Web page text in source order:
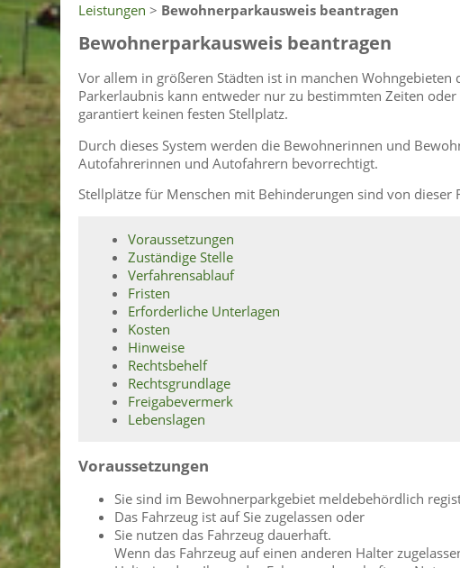
Leistungen > Bewohnerparkausweis beantragen
Bewohnerparkausweis beantragen
Vor allem in größeren Städten ist in manchen
Parkerlaubnis kann entweder nur zu bestimmten Zeiten
garantiert keinen festen Stellplatz.
Durch dieses System werden die Bewohnerinnen und
Autofahrerinnen und Autofahrern bevorrechtigt.
Stellplätze für Menschen mit Behinderungen sind von dieser
Voraussetzungen
Zuständige Stelle
Verfahrensablauf
Fristen
Erforderliche Unterlagen
Kosten
Hinweise
Rechtsbehelf
Rechtsgrundlage
Freigabevermerk
Lebenslagen
Voraussetzungen
Sie sind im Bewohnerparkgebiet meldebehördlich
Das Fahrzeug ist auf Sie zugelassen oder
Sie nutzen das Fahrzeug dauerhaft.
Wenn das Fahrzeug auf einen anderen Halter